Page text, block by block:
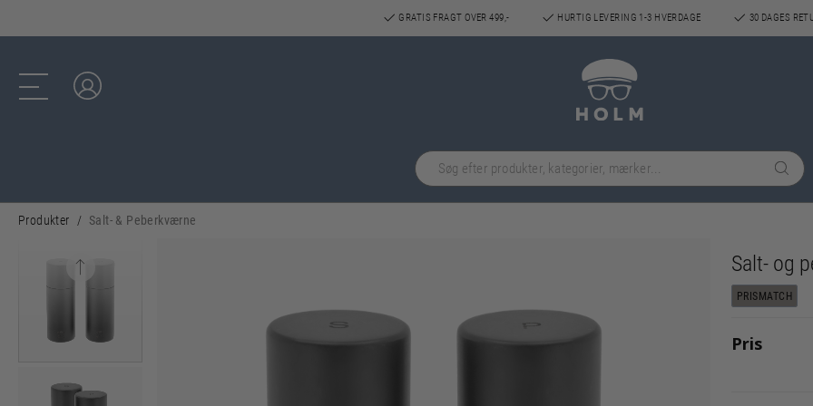
GRATIS FRAGT OVER 499,- HURTIG LEVERING 1-3 HVERDAGE 30 DAGES
Produkter Salt- & Peberkværne
Salt- og
PRISMATCH
Pris